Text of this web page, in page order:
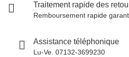
Traitement rapide des
Remboursement rapide
Assistance téléphonique
Lu-Ve. 07132-3699230